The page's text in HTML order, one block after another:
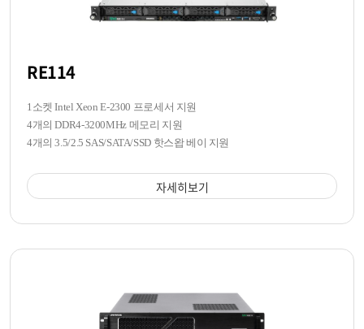
RE114
1소켓 Intel Xeon E-2300 프로세서 지원
4개의 DDR4-3200MHz 메모리 지원
4개의 3.5/2.5 SAS/SATA/SSD 핫스왑 베이 지원
자세히보기